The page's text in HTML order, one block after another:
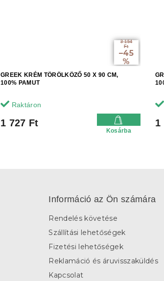
3 154
Ft
–45
%
GREEK KRÉM TÖRÖLKÖZŐ 50 X 90 CM,
100% PAMUT
Raktáron
1 727 Ft
Kosárba
1
Információ az Ön számára
Rendelés követése
Szállítási lehetőségek
Fizetési lehetőségek
Reklamáció és áruvisszaküldés
Kapcsolat